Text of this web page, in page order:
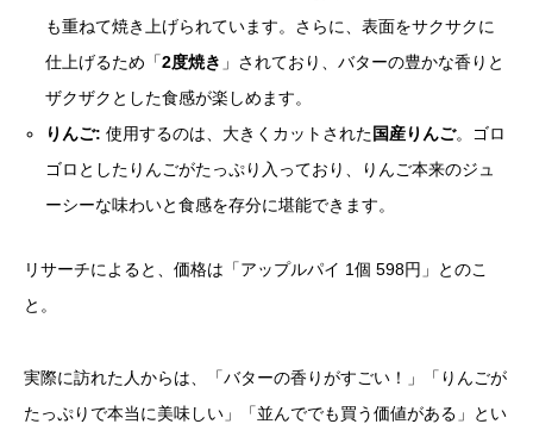
も重ねて焼き上げられています。さらに、表面をサクサクに
仕上げるため「2度焼き 」されており、バターの豊かな香りと
ザクザクとした食感が楽しめます。
りんご: 使用するのは、大きくカットされた国産りんご。ゴロ
ゴロとしたりんごがたっぷり入っており、りんご本来のジュ
ーシーな味わいと食感を存分に堪能できます。
リサーチによると、価格は「アップルパイ 1個 598円」とのこ
と。
実際に訪れた人からは、「バターの香りがすごい！」「りんごが
たっぷりで本当に美味しい」「並んででも買う価値がある」とい